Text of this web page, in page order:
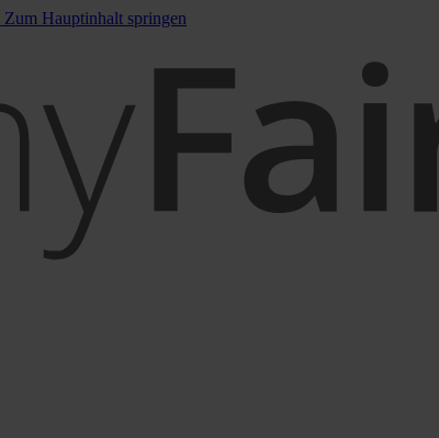
Zum Hauptinhalt springen